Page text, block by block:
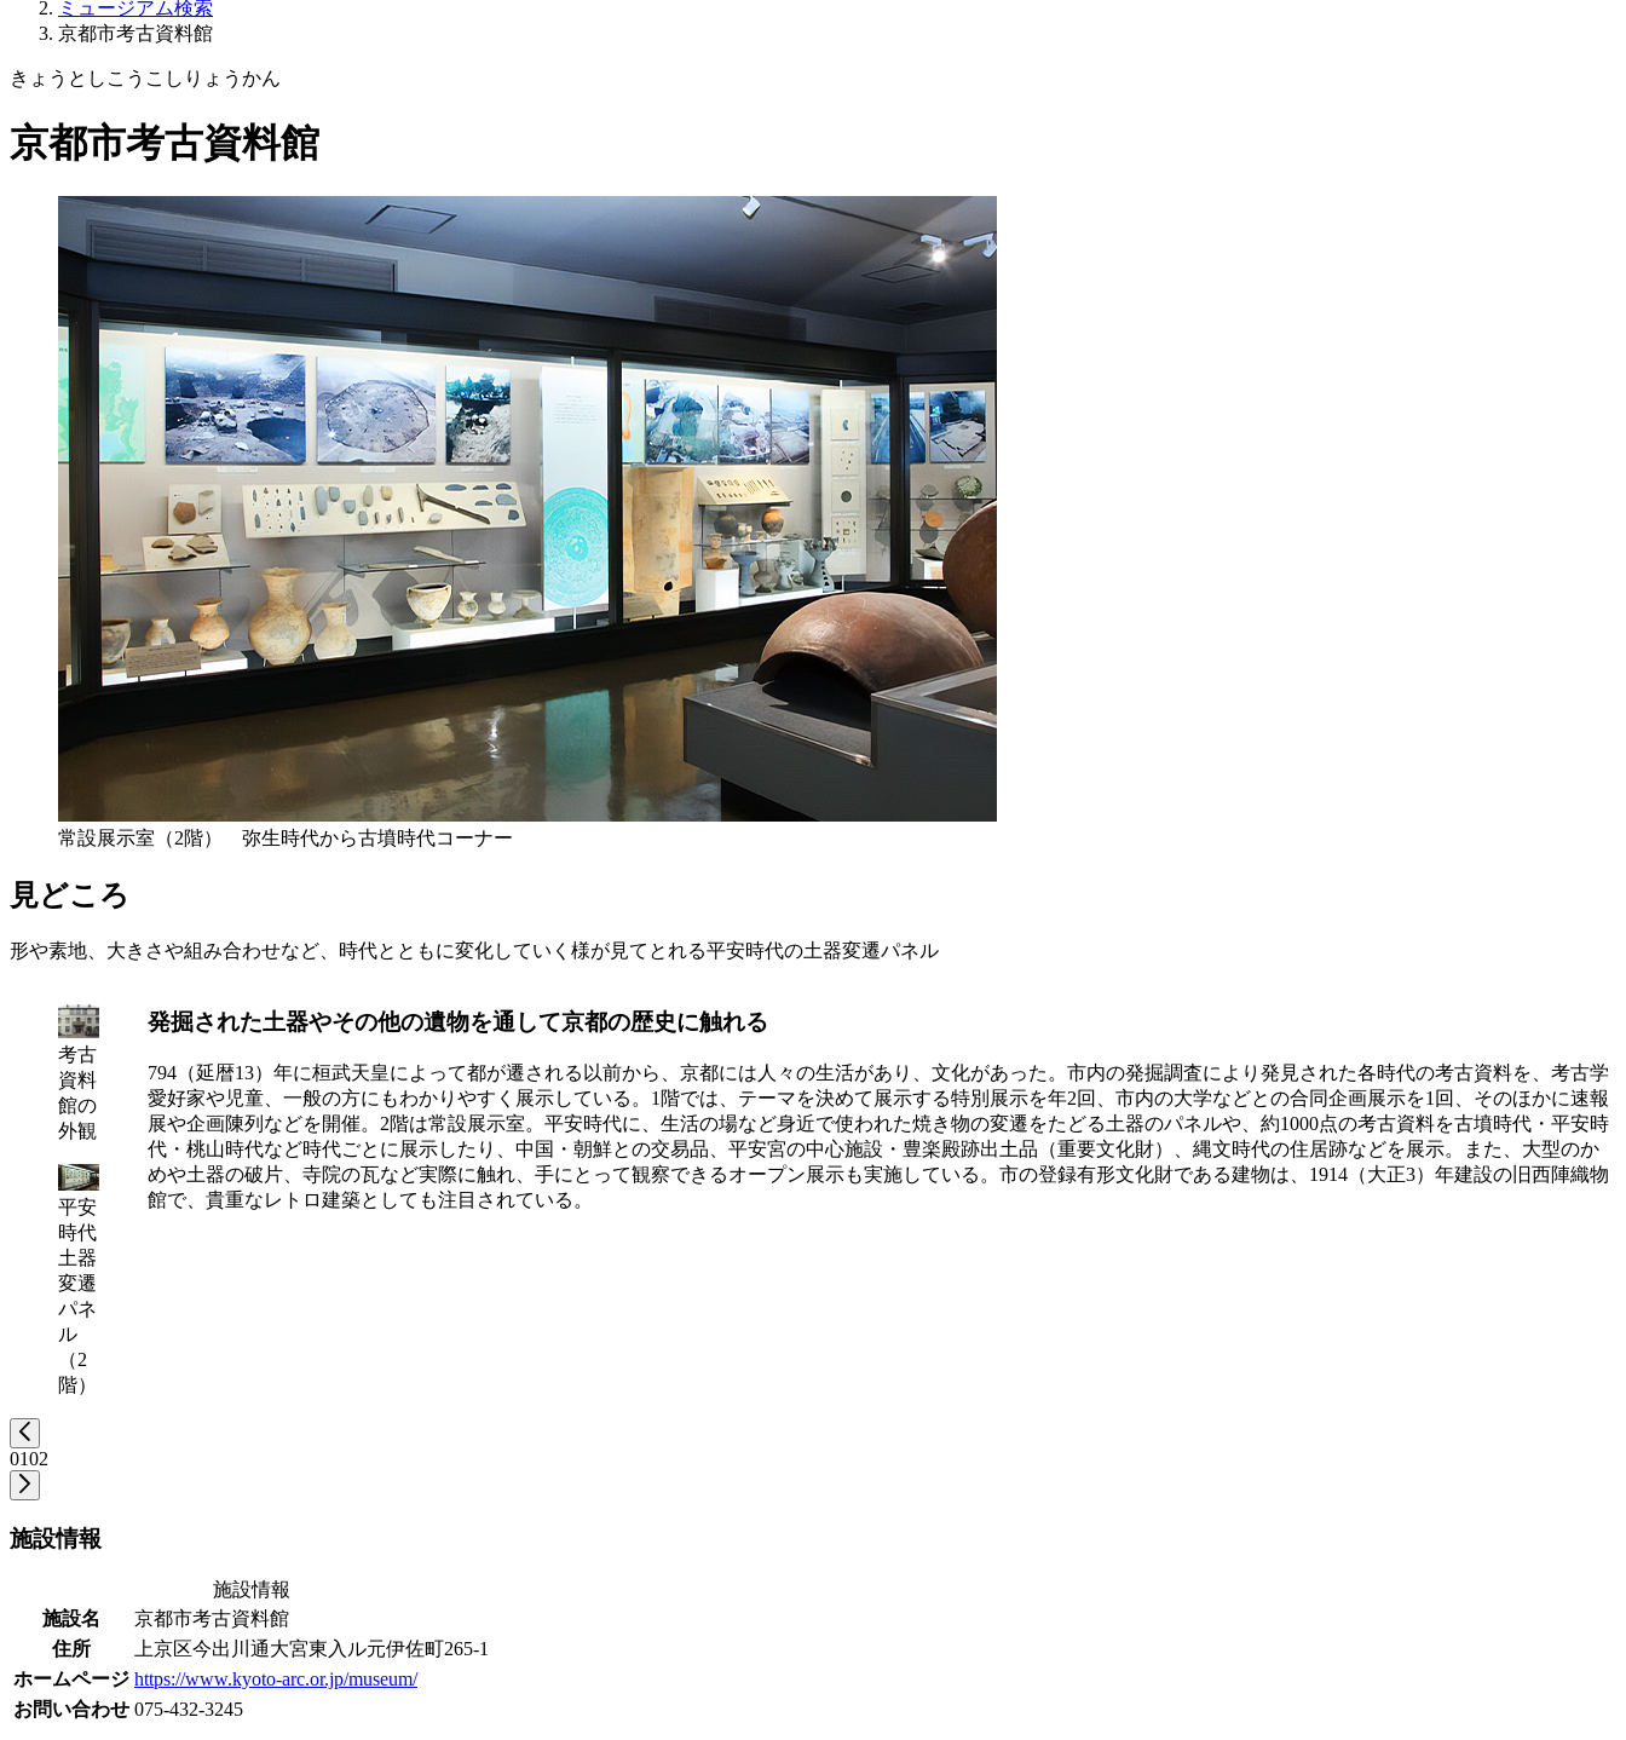
ミュージアム検索
京都市考古資料館
きょうとしこうこしりょうかん
京都市考古資料館
常設展示室（2階） 弥生時代から古墳時代コーナー
見どころ
形や素地、大きさや組み合わせなど、時代とともに変化していく様が見てとれる平安時代の土器変遷パネル
考古
資料
館の
外観
平安
時代
土器
変遷
パネ
ル
（2
階）
0102
発掘された土器やその他の遺物を通して京都の歴史に触れる
794（延暦13）年に桓武天皇によって都が遷される以前から、京都には人々の生活があり、文化があった。市内の発掘調査により発見された各時代の考古資料を、考古学
愛好家や児童、一般の方にもわかりやすく展示している。1階では、テーマを決めて展示する特別展示を年2回、市内の大学などとの合同企画展示を1回、そのほかに速報
展や企画陳列などを開催。2階は常設展示室。平安時代に、生活の場など身近で使われた焼き物の変遷をたどる土器のパネルや、約1000点の考古資料を古墳時代・平安時
代・桃山時代など時代ごとに展示したり、中国・朝鮮との交易品、平安宮の中心施設・豊楽殿跡出土品（重要文化財）、縄文時代の住居跡などを展示。また、大型のか
めや土器の破片、寺院の瓦など実際に触れ、手にとって観察できるオープン展示も実施している。市の登録有形文化財である建物は、1914（大正3）年建設の旧西陣織物
館で、貴重なレトロ建築としても注目されている。
施設情報
施設情報
施設名
京都市考古資料館
住所
上京区今出川通大宮東入ル元伊佐町265-1
ホームページ https://www.kyoto-arc.or.jp/museum/
お問い合わせ 075-432-3245